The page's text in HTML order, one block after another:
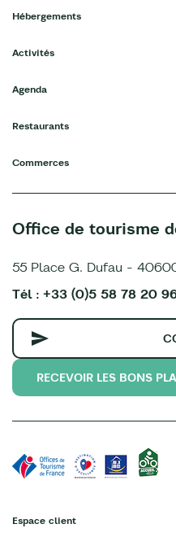
Hébergements
Activités
Agenda
Restaurants
Commerces
Office de tourisme
55 Place G. Dufau -
Tél : +33 (0)5 58 78 20
RECEVOIR LES BONS
Espace client